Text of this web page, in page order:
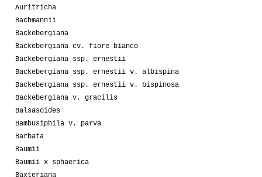
Auritricha
Bachmannii
Backebergiana
Backebergiana cv. fiore bianco
Backebergiana ssp. ernestii
Backebergiana ssp. ernestii v. albispina
Backebergiana ssp. ernestii v. bispinosa
Backebergiana v. gracilis
Balsasoides
Bambusiphila v. parva
Barbata
Baumii
Baumii x sphaerica